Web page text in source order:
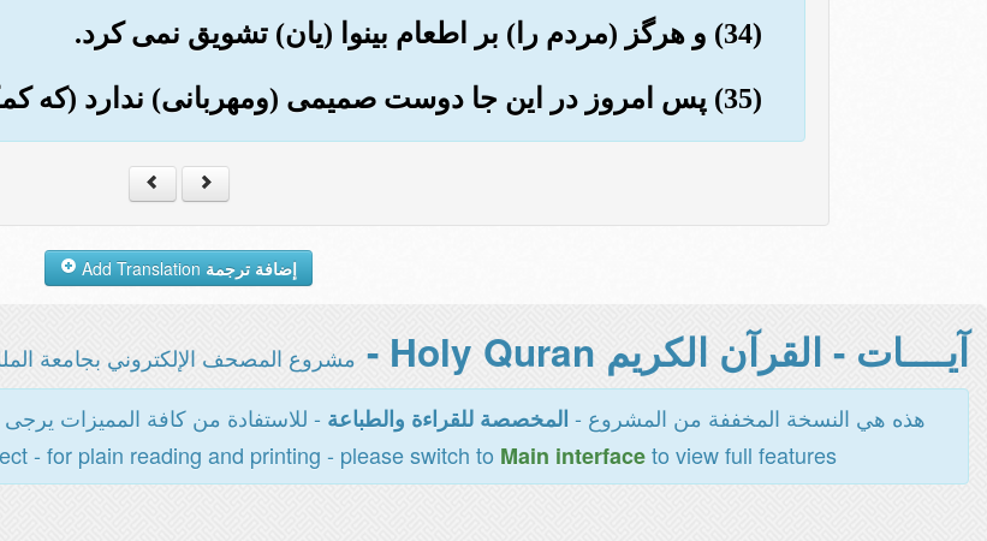
(34) و هرگز (مردم را) بر اطعام بینوا (یان) تشویق نمی کرد.
(35) پس امروز در این جا دوست صمیمی (ومهربانی) ندارد (که کمکش کند).
إضافة ترجمة
آيــــات - القرآن الكريم Holy Quran - مشروع المصحف الإلكتروني بجامعة
هذه هي النسخة المخففة من المشروع - المخصصة للقراءة والطباعة - للاستفادة من كافة المميزات يرجى
- for plain reading and printing - please switch to Main interfaceto view full features